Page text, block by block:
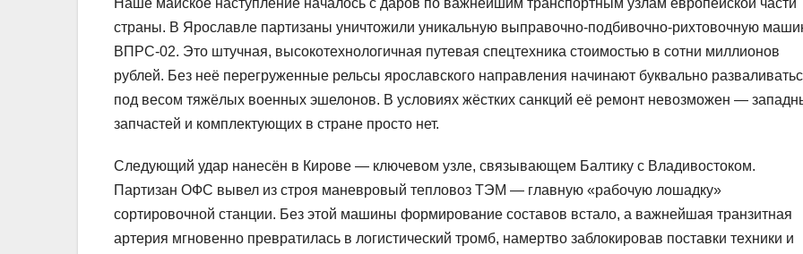
Наше майское наступление началось с даров по важнейшим транспортным узлам европейской части
страны. В Ярославле партизаны уничтожили уникальную выправочно-подбивочно-рихтовочную
ВПРС-02. Это штучная, высокотехнологичная путевая спецтехника стоимостью в сотни миллионов
рублей. Без неё перегруженные рельсы ярославского направления начинают буквально
под весом тяжёлых военных эшелонов. В условиях жёстких санкций её ремонт невозможен —
запчастей и комплектующих в стране просто нет.
Следующий удар нанесён в Кирове — ключевом узле, связывающем Балтику с Владивостоком.
Партизан ОФС вывел из строя маневровый тепловоз ТЭМ — главную «рабочую лошадку»
сортировочной станции. Без этой машины формирование составов встало, а важнейшая транзитная
артерия мгновенно превратилась в логистический тромб, намертво заблокировав поставки техники и